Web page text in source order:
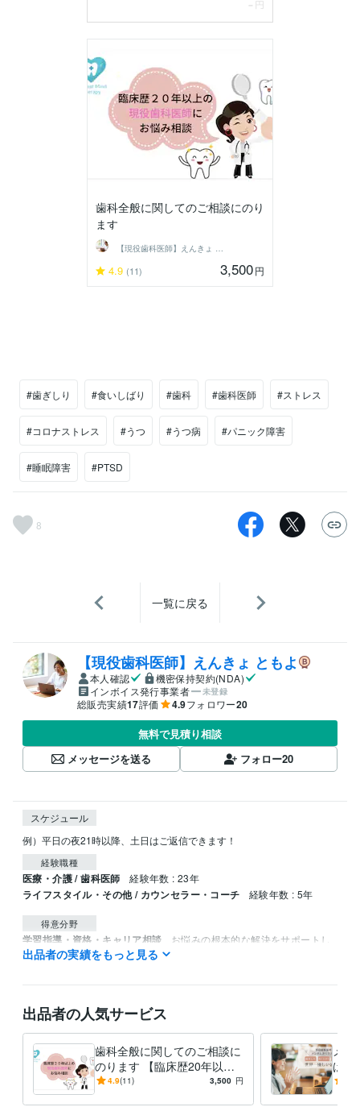
歯科全般に関してのご相談にのり
ます
【現役歯科医師】えんきょ ともよ
4.9 (11) 3,500円
#歯ぎしり #食いしばり #歯科 #歯科医師 #ストレス
#コロナストレス #うつ #うつ病 #パニック障害
#睡眠障害 #PTSD
8
一覧に戻る
【現役歯科医師】えんきょ ともよ
本人確認
機密保持契約(NDA)
インボイス発行事業者
未登録
総販売実績17評価 4.9フォロワー20
無料で見積り相談
メッセージを送る
フォロー20
スケジュール
例）平日の夜21時以降、土日はご返信できます！
経験職種
医療・介護 / 歯科医師 経験年数 : 23年
ライフスタイル・その他 / カウンセラー・コーチ 経験年数 : 5年
得意分野
学習指導・資格・キャリア相談
お悩みの根本的な解決をサポートし
ます
出品者の実績をもっと見る
出品者の人気サービス
歯科全般に関してのご相談に
のります 【臨床歴20年以
上】現役女性歯科医による悩
4.9(11) 3,500 円
メン
ばり
潜在